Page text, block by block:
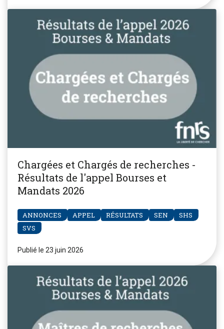
Chargées et Chargés de recherches -
Résultats de l'appel Bourses et
Mandats 2026
ANNONCES APPEL RÉSULTATS SEN
SHS
SVS
Publié le 23 juin 2026